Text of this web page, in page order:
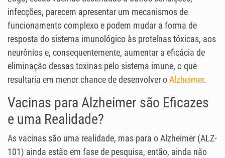
infecções, parecem apresentar um mecanismos de
funcionamento complexo e podem mudar a forma de
resposta do sistema imunológico às proteínas tóxicas, aos
neurônios e, consequentemente, aumentar a eficácia de
eliminação dessas toxinas pelo sistema imune, o que
resultaria em menor chance de desenvolver oAlzheimer.
Vacinas para Alzheimer são Eficazes
e uma Realidade?
As vacinas são uma realidade, mas para o Alzheimer (ALZ-
101) ainda estão em fase de pesquisa, então, ainda não